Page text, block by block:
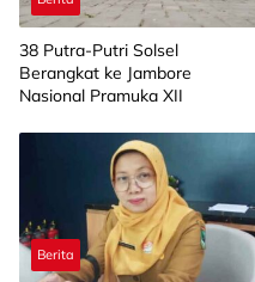
38 Putra-Putri Solsel
Berangkat ke Jambore
Nasional Pramuka XII
Berita